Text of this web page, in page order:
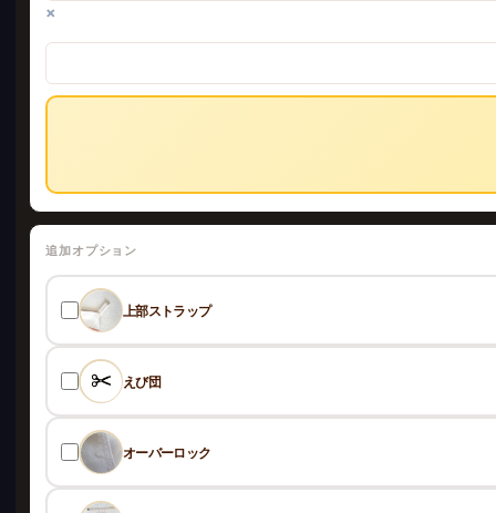
×
追加オプション
上部ストラップ
えび団
オーバーロック